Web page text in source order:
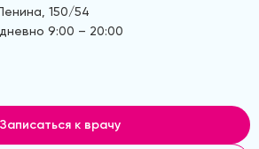
150/54
9:00 – 20:00
Записаться к врачу